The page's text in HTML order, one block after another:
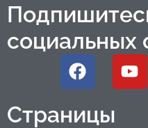
социальных
Страницы